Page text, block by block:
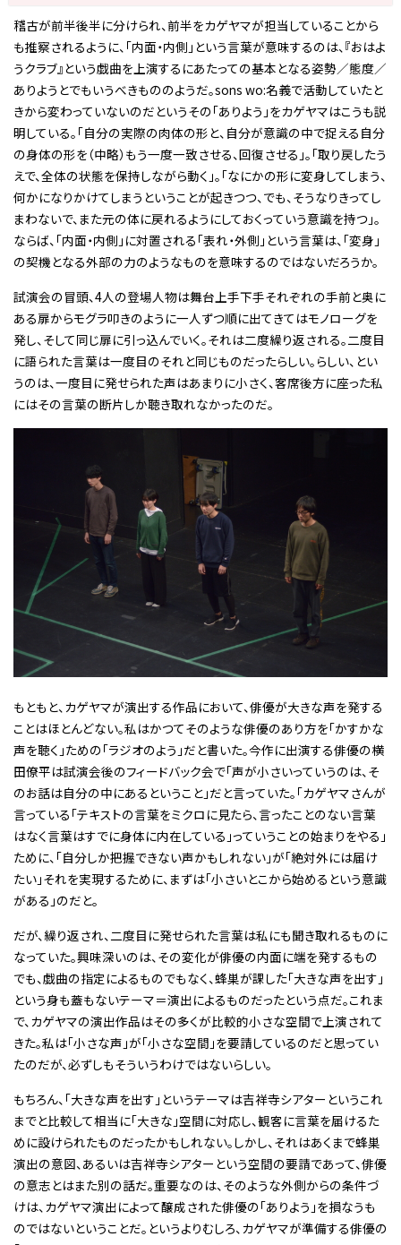
稽古が前半後半に分けられ、前半をカゲヤマが担当していることから
も推察されるように、「内面・内側」という言葉が意味するのは、『おはよ
うクラブ』という戯曲を上演するにあたっての基本となる姿勢／態度／
ありようとでもいうべきもののようだ。sons wo:名義で活動していたと
きから変わっていないのだというその「ありよう」をカゲヤマはこうも説
明している。「自分の実際の肉体の形と、自分が意識の中で捉える自分
の身体の形を（中略）もう一度一致させる、回復させる」。「取り戻したう
えで、全体の状態を保持しながら動く」。「なにかの形に変身してしまう、
何かになりかけてしまうということが起きつつ、でも、そうなりきってし
まわないで、また元の体に戻れるようにしておくっていう意識を持つ」。
ならば、「内面・内側」に対置される「表れ・外側」という言葉は、「変身」
の契機となる外部の力のようなものを意味するのではないだろうか。
試演会の冒頭、4人の登場人物は舞台上手下手それぞれの手前と奥に
ある扉からモグラ叩きのように一人ずつ順に出てきてはモノローグを
発し、そして同じ扉に引っ込んでいく。それは二度繰り返される。二度目
に語られた言葉は一度目のそれと同じものだったらしい。らしい、とい
うのは、一度目に発せられた声はあまりに小さく、客席後方に座った私
にはその言葉の断片しか聴き取れなかったのだ。
もともと、カゲヤマが演出する作品において、俳優が大きな声を発する
ことはほとんどない。私はかつてそのような俳優のあり方を「かすかな
声を聴く」ための「ラジオのよう」だと書いた。今作に出演する俳優の横
田僚平は試演会後のフィードバック会で「声が小さいっていうのは、そ
のお話は自分の中にあるということ」だと言っていた。「カゲヤマさんが
言っている「テキストの言葉をミクロに見たら、言ったことのない言葉
はなく言葉はすでに身体に内在している」っていうことの始まりをやる」
ために、「自分しか把握できない声かもしれない」が「絶対外には届け
たい」それを実現するために、まずは「小さいとこから始めるという意識
がある」のだと。
だが、繰り返され、二度目に発せられた言葉は私にも聞き取れるものに
なっていた。興味深いのは、その変化が俳優の内面に端を発するもの
でも、戯曲の指定によるものでもなく、蜂巣が課した「大きな声を出す」
という身も蓋もないテーマ＝演出によるものだったという点だ。これま
で、カゲヤマの演出作品はその多くが比較的小さな空間で上演されて
きた。私は「小さな声」が「小さな空間」を要請しているのだと思ってい
たのだが、必ずしもそういうわけではないらしい。
もちろん、「大きな声を出す」というテーマは吉祥寺シアターというこれ
までと比較して相当に「大きな」空間に対応し、観客に言葉を届けるた
めに設けられたものだったかもしれない。しかし、それはあくまで蜂巣
演出の意図、あるいは吉祥寺シアターという空間の要請であって、俳優
の意志とはまた別の話だ。重要なのは、そのような外側からの条件づ
けは、カゲヤマ演出によって醸成された俳優の「ありよう」を損なうも
のではないということだ。というよりむしろ、カゲヤマが準備する俳優の